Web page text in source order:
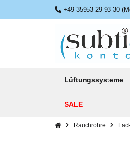
+49 35953 29 93 30
Lüftungssysteme
SALE
Rauchrohre